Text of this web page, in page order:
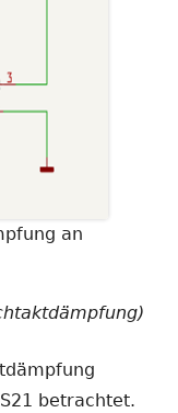
an
betrachtet.